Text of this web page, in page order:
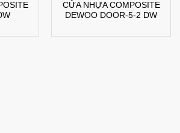
CỬA NHỰA COMPOSITE
DEWOO DOOR-5-2 DW